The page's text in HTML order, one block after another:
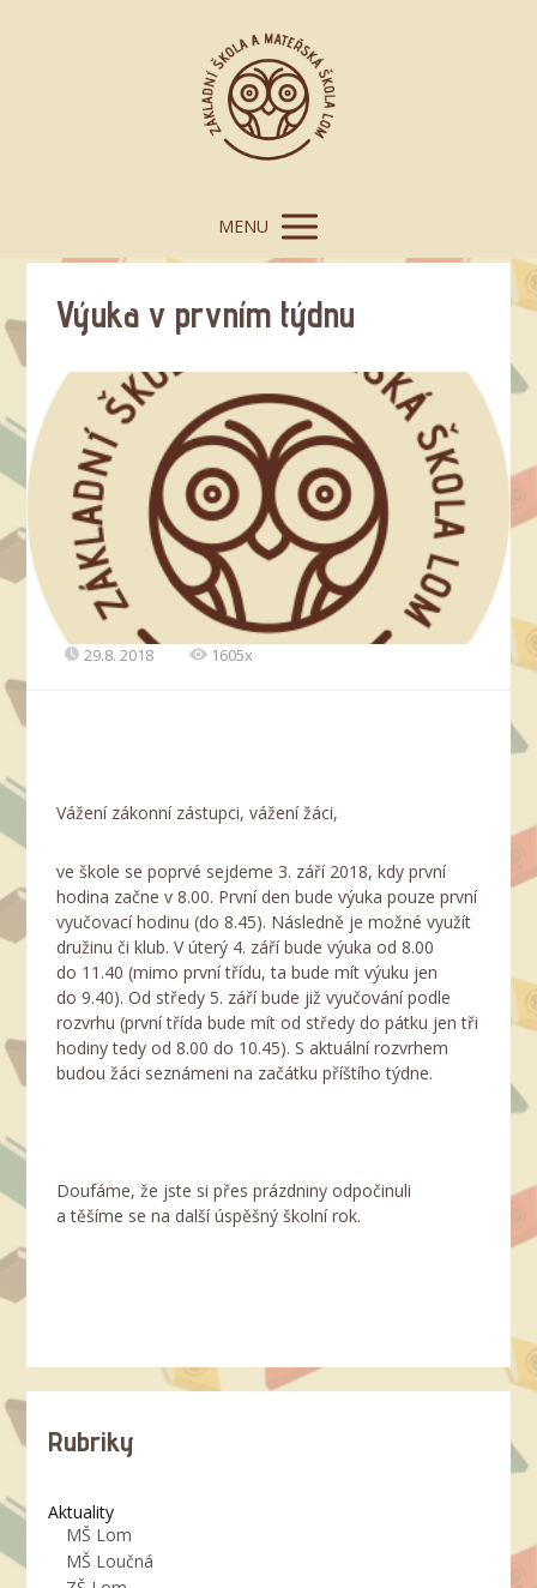
MENU
Výuka v prvním týdnu
29.8. 2018 1605x
Vážení zákonní zástupci, vážení žáci,
ve škole se poprvé sejdeme 3. září 2018, kdy první
hodina začne v 8.00. První den bude výuka pouze první
vyučovací hodinu (do 8.45). Následně je možné využít
družinu či klub. V úterý 4. září bude výuka od 8.00
do 11.40 (mimo první třídu, ta bude mít výuku jen
do 9.40). Od středy 5. září bude již vyučování podle
rozvrhu (první třída bude mít od středy do pátku jen tři
hodiny tedy od 8.00 do 10.45). S aktuální rozvrhem
budou žáci seznámeni na začátku příštího týdne.
Doufáme, že jste si přes prázdniny odpočinuli
a těšíme se na další úspěšný školní rok.
Rubriky
Aktuality
MŠ Lom
MŠ Loučná